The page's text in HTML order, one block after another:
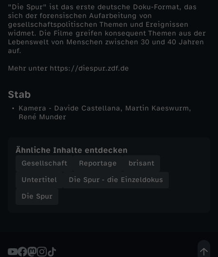
t
e
d
r
a
b
e
"Die Spur" ist das erste deutsche Doku-Format, das
sich der forensischen Aufarbeitung von
gesellschaftspolitischen Themen und Ereignissen
widmet. Die Filme greifen konsequent Themen aus der
Lebenswelt von Menschen zwischen 30 und 40 Jahren
auf.
Mehr unter https://diespur.zdf.de
Stab
Kamera - Davide Castellana, Martin Kaeswurm,
René Munder
Ähnliche Inhalte entdecken
Gesellschaft Reportage
brisant
Untertitel
Die Spur - die Einzeldokus
Die Spur